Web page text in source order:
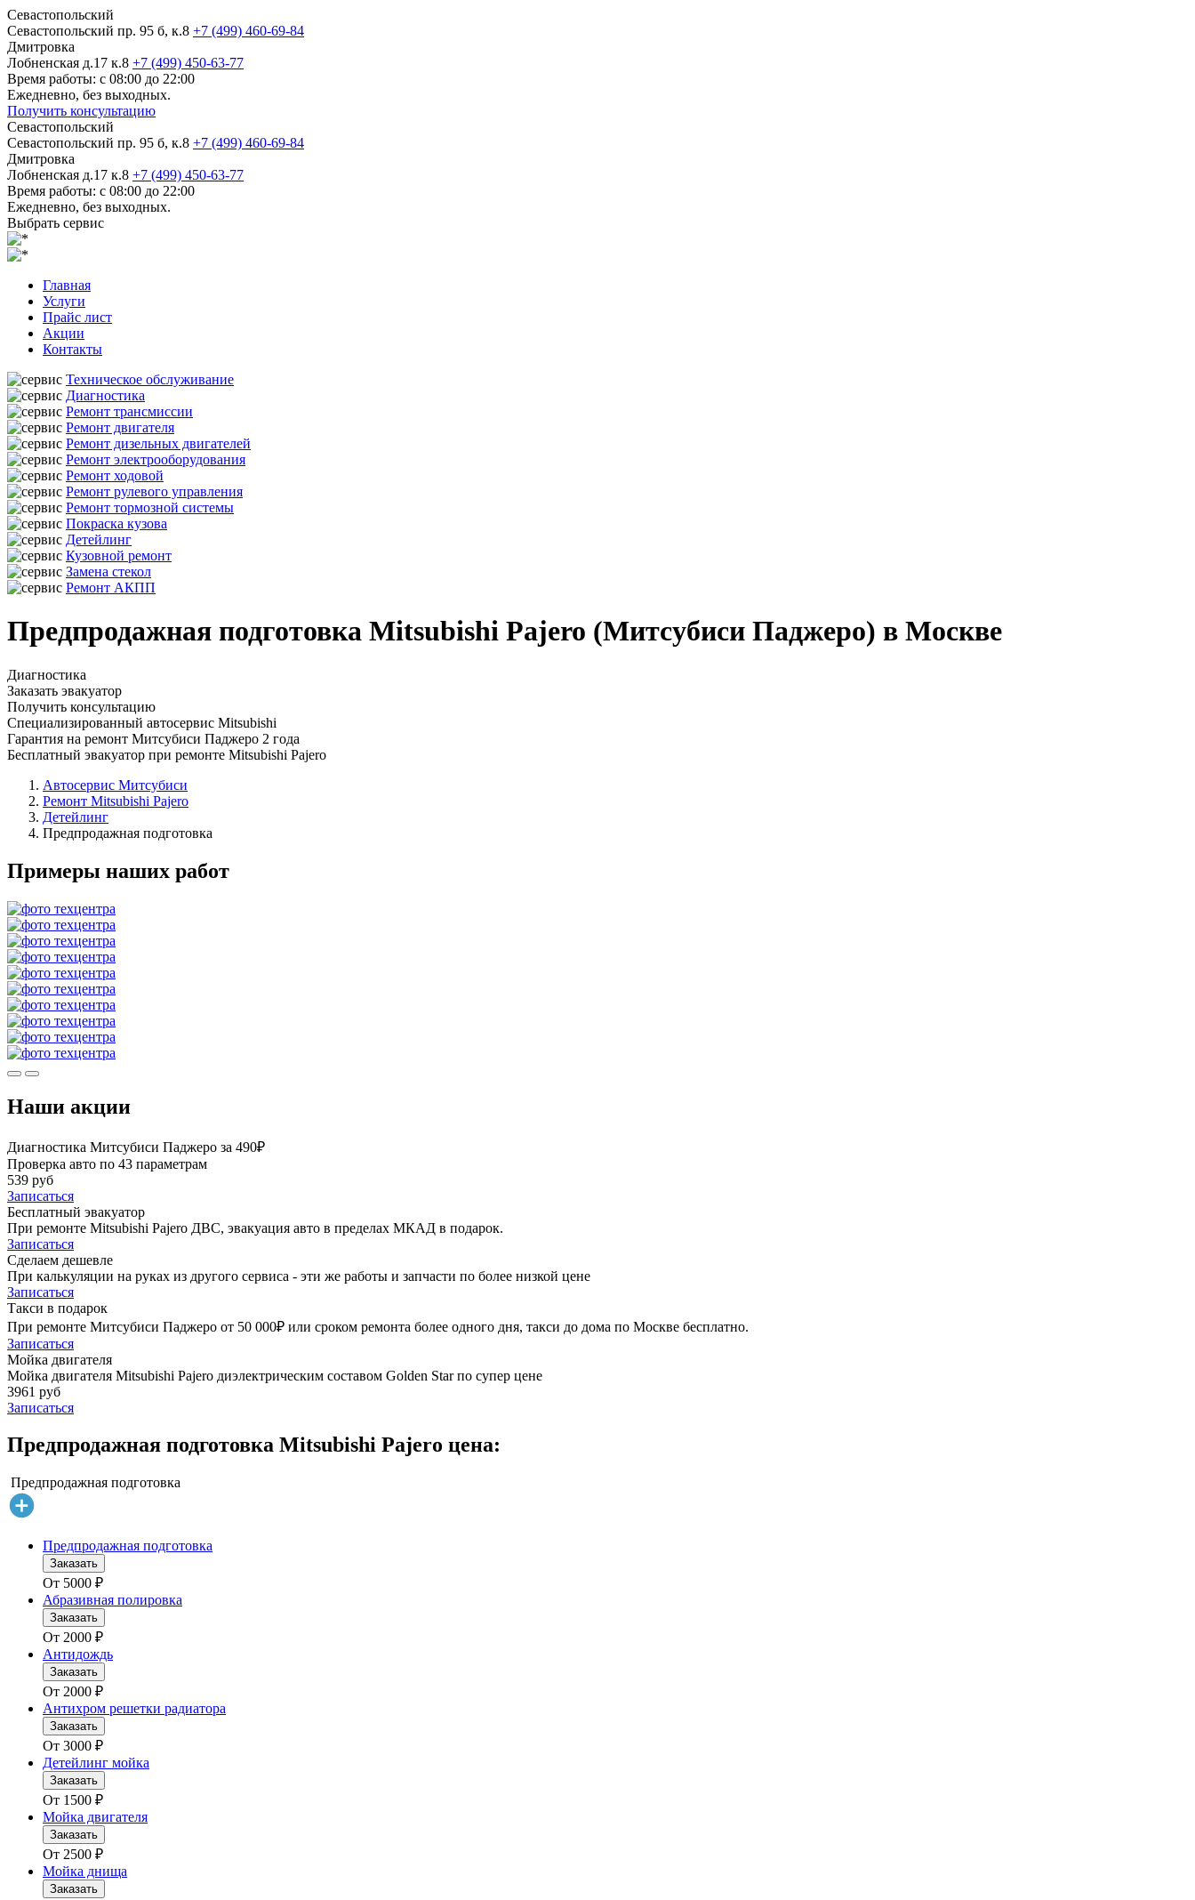
Севастопольский
Севастопольский пр. 95 б, к.8 +7 (499) 460-69-84
Дмитровка
Лобненская д.17 к.8 +7 (499) 450-63-77
Время работы: с 08:00 до 22:00
Ежедневно, без выходных.
Получить консультацию
Севастопольский
Севастопольский пр. 95 б, к.8 +7 (499) 460-69-84
Дмитровка
Лобненская д.17 к.8 +7 (499) 450-63-77
Время работы: с 08:00 до 22:00
Ежедневно, без выходных.
Выбрать сервис
Главная
Услуги
Прайс лист
Акции
Контакты
Техническое обслуживание
Диагностика
Ремонт трансмиссии
Ремонт двигателя
Ремонт дизельных двигателей
Ремонт электрооборудования
Ремонт ходовой
Ремонт рулевого управления
Ремонт тормозной системы
Покраска кузова
Детейлинг
Кузовной ремонт
Замена стекол
Ремонт АКПП
Предпродажная подготовка Mitsubishi Pajero (Митсубиси Паджеро) в Москве
Диагностика
Заказать эвакуатор
Получить консультацию
Специализированный автосервис Mitsubishi
Гарантия на ремонт Митсубиси Паджеро 2 года
Бесплатный эвакуатор при ремонте Mitsubishi Pajero
Автосервис Митсубиси
Ремонт Mitsubishi Pajero
Детейлинг
Предпродажная подготовка
Примеры наших работ
Наши акции
Диагностика Митсубиси Паджеро за 490₽
Проверка авто по 43 параметрам
539 руб
Записаться
Бесплатный эвакуатор
При ремонте Mitsubishi Pajero ДВС, эвакуация авто в пределах МКАД в подарок.
Записаться
Сделаем дешевле
При калькуляции на руках из другого сервиса - эти же работы и запчасти по более низкой цене
Записаться
Такси в подарок
При ремонте Митсубиси Паджеро от 50 000₽ или сроком ремонта более одного дня, такси до дома по Москве бесплатно.
Записаться
Мойка двигателя
Мойка двигателя Mitsubishi Pajero диэлектрическим составом Golden Star по супер цене
3961 руб
Записаться
Предпродажная подготовка Mitsubishi Pajero цена:
Предпродажная подготовка
Предпродажная подготовка
Заказать
От 5000 ₽
Абразивная полировка
Заказать
От 2000 ₽
Антидождь
Заказать
От 2000 ₽
Антихром решетки радиатора
Заказать
От 3000 ₽
Детейлинг мойка
Заказать
От 1500 ₽
Мойка двигателя
Заказать
От 2500 ₽
Мойка днища
Заказать